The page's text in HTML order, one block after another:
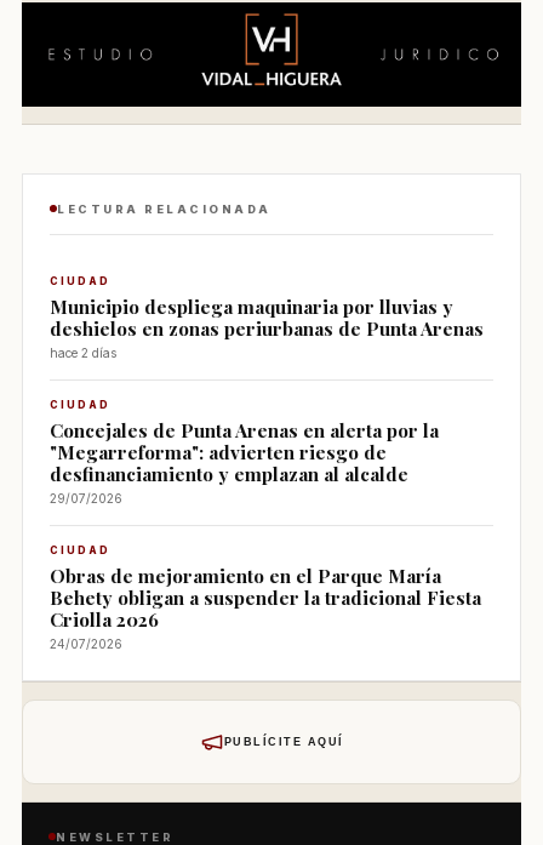
LECTURA RELACIONADA
CIUDAD
Municipio despliega maquinaria por lluvias y
deshielos en zonas periurbanas de Punta Arenas
hace 2 días
CIUDAD
Concejales de Punta Arenas en alerta por la
"Megarreforma": advierten riesgo de
desfinanciamiento y emplazan al alcalde
29/07/2026
CIUDAD
Obras de mejoramiento en el Parque María
Behety obligan a suspender la tradicional Fiesta
Criolla 2026
24/07/2026
PUBLÍCITE AQUÍ
NEWSLETTER